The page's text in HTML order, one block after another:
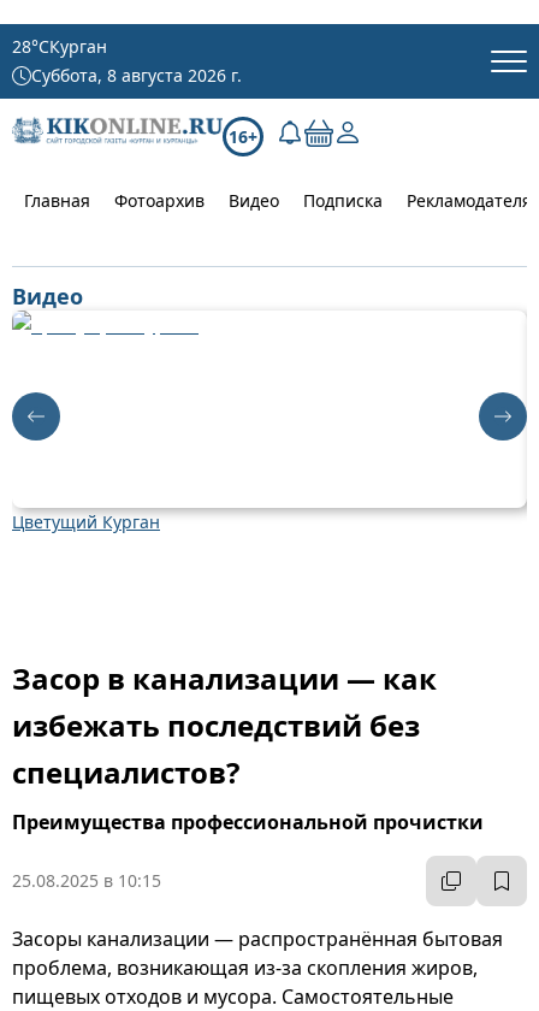
28°CКурган
Суббота, 8 августа 2026 г.
16+
Главная Фотоархив Видео Подписка
Видео
Цветущий Курган
Засор в канализации — как
избежать последствий без
специалистов?
Преимущества профессиональной прочистки
25.08.2025 в 10:15
Засоры канализации — распространённая бытовая
проблема, возникающая из-за скопления жиров,
пищевых отходов и мусора. Самостоятельные